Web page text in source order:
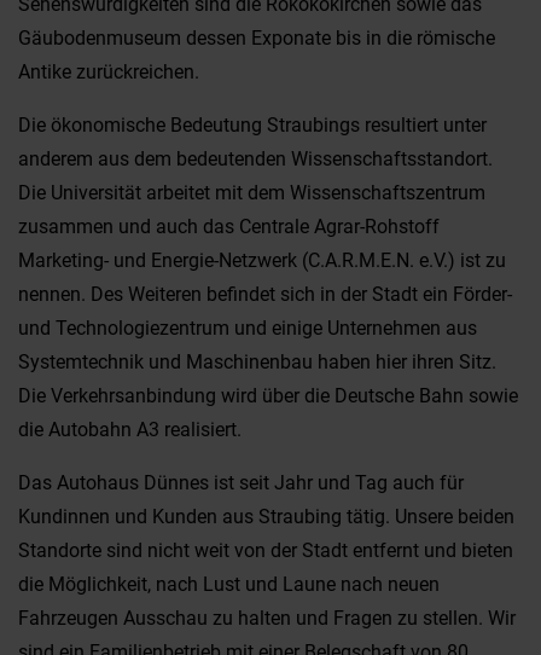
Gäubodenmuseum dessen Exponate bis in die römische
Antike zurückreichen.
Die ökonomische Bedeutung Straubings resultiert unter
anderem aus dem bedeutenden Wissenschaftsstandort.
Die Universität arbeitet mit dem Wissenschaftszentrum
zusammen und auch das Centrale Agrar-Rohstoff
Marketing- und Energie-Netzwerk (C.A.R.M.E.N. e.V.) ist zu
nennen. Des Weiteren befindet sich in der Stadt ein Förder-
und Technologiezentrum und einige Unternehmen aus
Systemtechnik und Maschinenbau haben hier ihren Sitz.
Die Verkehrsanbindung wird über die Deutsche Bahn sowie
die Autobahn A3 realisiert.
Das Autohaus Dünnes ist seit Jahr und Tag auch für
Kundinnen und Kunden aus Straubing tätig. Unsere beiden
Standorte sind nicht weit von der Stadt entfernt und bieten
die Möglichkeit, nach Lust und Laune nach neuen
Fahrzeugen Ausschau zu halten und Fragen zu stellen. Wir